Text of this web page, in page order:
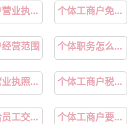
个体户营业执照怎么申请 个体工商户免税额度是多少
营范围 个体职务怎么填写才正确
个体营业执照办理入口官网 个体工商户税收优惠政策2025最新公告
个体给员工交社保最低交多少 个体工商户要交哪些税